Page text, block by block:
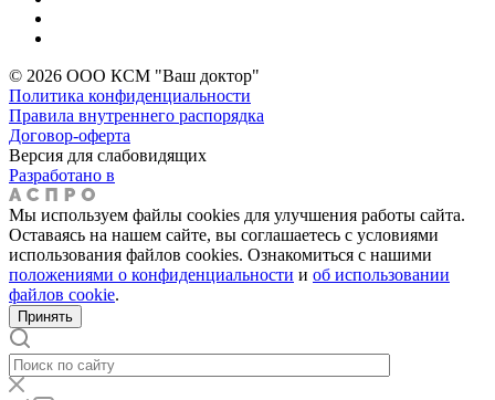
© 2026 ООО КСМ "Ваш доктор"
Политика конфиденциальности
Правила внутреннего распорядка
Договор-оферта
Версия для слабовидящих
Разработано в
Мы используем файлы cookies для улучшения работы сайта.
Оставаясь на нашем сайте, вы соглашаетесь с условиями
использования файлов cookies. Ознакомиться с нашими
положениями о конфиденциальности и об использовании
файлов cookie.
Принять